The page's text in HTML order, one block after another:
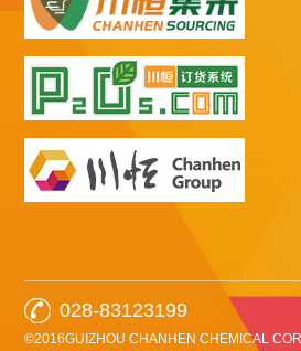
028-83123199
©2016GUIZHOU CHANHEN CHEMICAL